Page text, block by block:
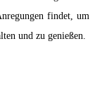
findet, um
und zu genießen.